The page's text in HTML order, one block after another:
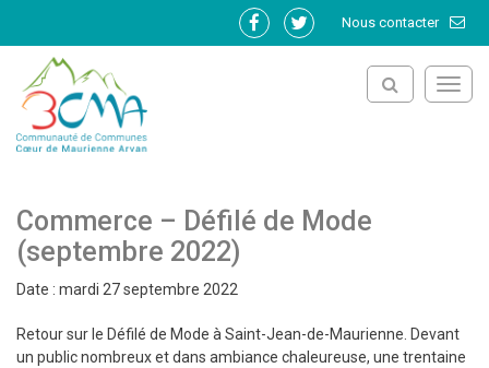
Nous contacter
Lien
Lien
Commerce – Défilé de Mode
(septembre 2022)
Date : mardi 27 septembre 2022
Retour sur le Défilé de Mode à Saint-Jean-de-Maurienne. Devant
un public nombreux et dans ambiance chaleureuse, une trentaine